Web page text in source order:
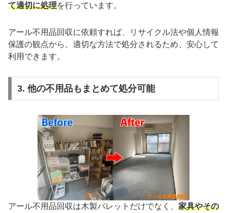
て適切に処理を行っています。
アール不用品回収に依頼すれば、リサイクル法や個人情報
保護の観点から、適切な方法で処分されるため、安心して
利用できます。
3. 他の不用品もまとめて処分可能
アール不用品回収は木製パレットだけでなく、 家具やその